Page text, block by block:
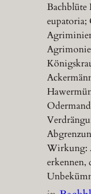
eupatoria;
Wirkung:
erkennen,